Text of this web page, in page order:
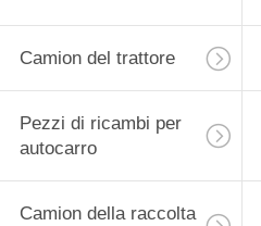
Camion del trattore
Pezzi di ricambi per
autocarro
Camion della raccolta